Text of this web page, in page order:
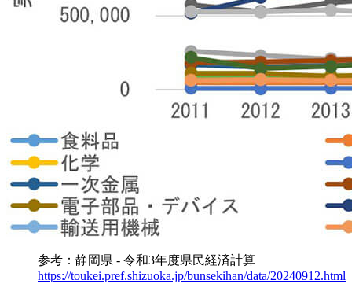
参考：静岡県 - 令和3年度県民経済計算
https://toukei.pref.shizuoka.jp/bunsekihan/data/20240912.html